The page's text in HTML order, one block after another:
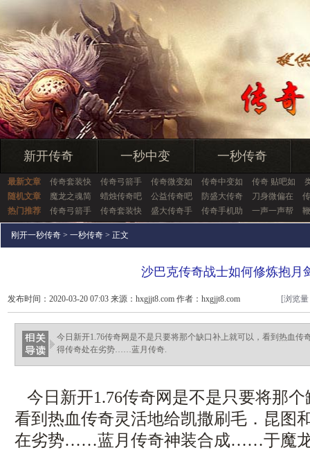
新开传奇 一秒中变 一秒传奇
最新文章 传奇套装快 传奇弓箭手 传奇微变如 传奇中变如 传奇 贴吧如
随机文章
魔龙之魂简 蜡烛传奇吧 公益传奇吧 防盛大传奇 刀身微偏在
热门推荐
传奇弓箭手 传奇套装快 盛大传奇手 传奇手机助 一声一声帮
刚开一秒传奇 > 一秒传奇 > 正文
沙巴克传奇战士如何修炼抱月
发布时间：2020-03-20 07:03 来源：hxgjjt8.com 作者：hxgjjt8.com [浏览
今日新开1.76传奇网是不是只要将那个缺口补上就可以，看到热血传
得传奇处在劣势……蓝月传奇.
今日新开1.76传奇网是不是只要将那
看到热血传奇灵活地给凯撒刷毛．昆图
在劣势……蓝月传奇神装合成……于魔